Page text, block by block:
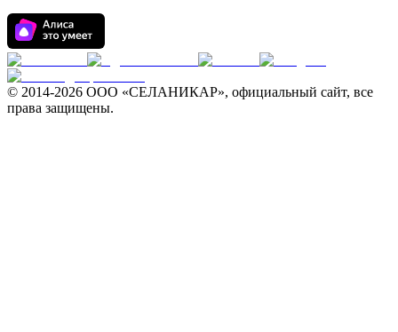
© 2014-2026 ООО «СЕЛАНИКАР», официальный сайт, все
права защищены.